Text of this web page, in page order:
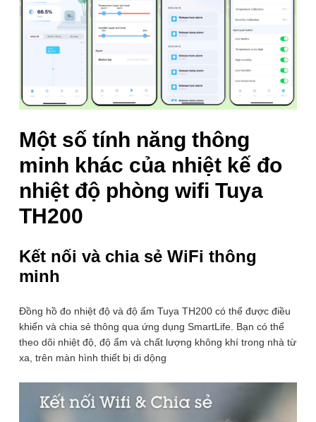
Một số tính năng thông
minh khác của nhiệt kế đo
nhiệt độ phòng wifi Tuya
TH200
Kết nối và chia sẻ WiFi thông
minh
Đồng hồ đo nhiệt độ và độ ẩm Tuya TH200 có thể được điều
khiển và chia sẻ thông qua ứng dụng SmartLife. Bạn có thể
theo dõi nhiệt độ, độ ẩm và chất lượng không khí trong nhà từ
xa, trên màn hình thiết bị di dộng
Hướng dẫn cài đặt ứng
dụng Smart Life trên điện
thoại cho nhiệt ẩm kế Wifi
Tuya TH200 cảnh báo độ
ẩm đo nhiêt độ phòng
Tải xuống ứng dụng “Smart Life” trên App Store hoặc
Mở ứng dụng và tạo tài khoản bằng email của bạn
Thêm thiết bị và nhấn giữ nút Reset màu đen ở mặt sau
để ghép nối
Chọn WIFI phù hợp (2.4GHz) và nhập mật khẩu, thiết bị
sẽ được ghép nối thành công sau khi kết nối WIFI
Đặt tên cho thiết bị của bạn
ĐÁNH GIÁ SẢN PHẨM NÀY
Nếu đã mua sản phẩm này tại Homematic, hãy đánh giá
ngay để giúp hàng người chọn mua hàng tốt nhất bạn
nhé!
Rất tệ Tạm ổn